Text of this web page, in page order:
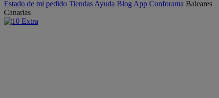
Estado de mi pedido Tiendas Ayuda Blog App Conforama Baleares
Canarias